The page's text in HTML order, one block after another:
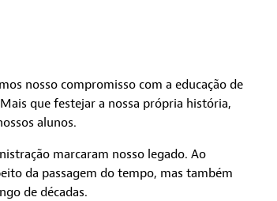
nosso compromisso com a educação de
que festejar a nossa própria história,
alunos.
marcaram nosso legado. Ao
da passagem do tempo, mas também
de décadas.